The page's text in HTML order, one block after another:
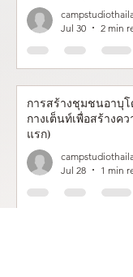
Jul 30
2 min
การสร้างชุมชนอาบุ
กางเต็นท์เพื่อสร้างค
แรก)
Jul 28
1 min